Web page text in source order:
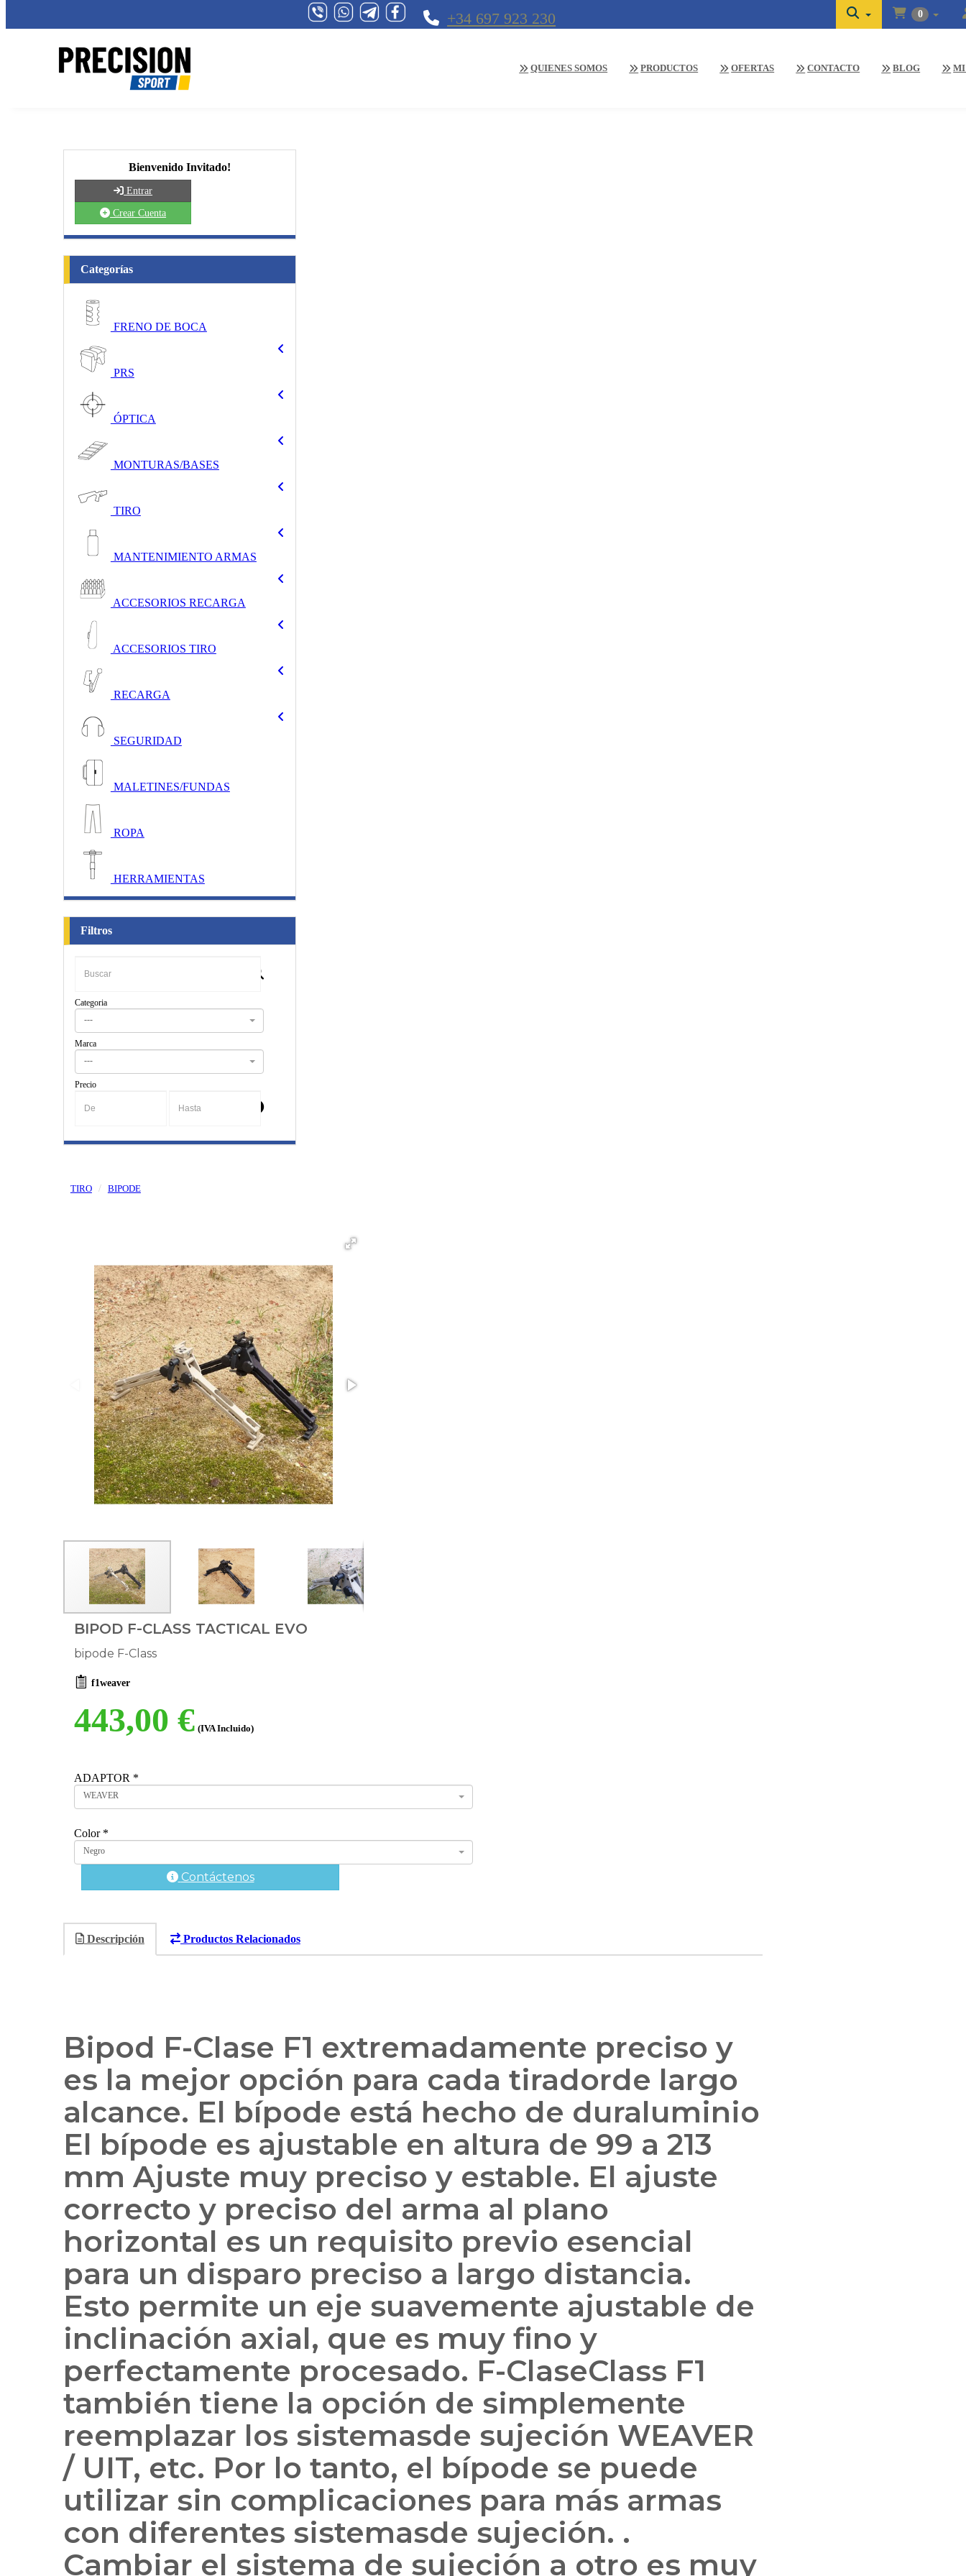
+34 697 923 230 0
QUIENES SOMOS PRODUCTOS OFERTAS CONTACTO BLOG MI
Bienvenido Invitado!
Entrar
Crear Cuenta
Categorías
FRENO DE BOCA
PRS
ÓPTICA
MONTURAS/BASES
TIRO
MANTENIMIENTO ARMAS
ACCESORIOS RECARGA
ACCESORIOS TIRO
RECARGA
SEGURIDAD
MALETINES/FUNDAS
ROPA
HERRAMIENTAS
Filtros
Categoria
---
Marca
---
Precio
TIRO BIPODE
BIPOD F-CLASS TACTICAL EVO
bipode F-Class
f1weaver
443,00 € (IVA Incluido)
ADAPTOR *
WEAVER
Color *
Negro
Contáctenos
Descripción Productos Relacionados
Bipod F-Clase F1 extremadamente preciso y
es la mejor opción para cada tiradorde largo
alcance. El bípode está hecho de duraluminio
El bípode es ajustable en altura de 99 a 213
mm Ajuste muy preciso y estable. El ajuste
correcto y preciso del arma al plano
horizontal es un requisito previo esencial
para un disparo preciso a largo distancia.
Esto permite un eje suavemente ajustable de
inclinación axial, que es muy fino y
perfectamente procesado. F-ClaseClass F1
también tiene la opción de simplemente
reemplazar los sistemasde sujeción WEAVER
/ UIT, etc. Por lo tanto, el bípode se puede
utilizar sin complicaciones para más armas
con diferentes sistemasde sujeción. .
Cambiar el sistema de sujeción a otro es muy